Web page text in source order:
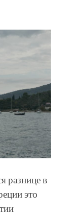
разнице в
это